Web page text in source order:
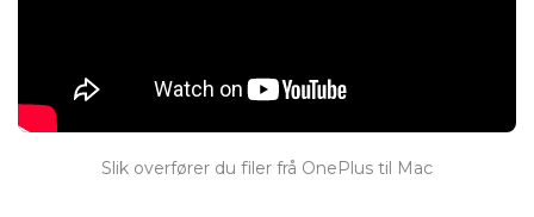
Slik overfører du filer frå OnePlus til Mac